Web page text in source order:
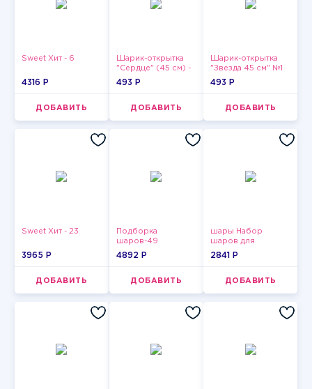
Sweet Хит - 6
4316 P
ДОБАВИТЬ
Шарик-открытка
"Сердце" (45 см) -
2
493 P
ДОБАВИТЬ
Шарик-открытка
"Звезда 45 см" №1
493 P
ДОБАВИТЬ
Sweet Хит - 23
3965 P
ДОБАВИТЬ
Подборка
шаров-49
4892 P
ДОБАВИТЬ
шары Набор
шаров для
девушки-5
2841 P
ДОБАВИТЬ